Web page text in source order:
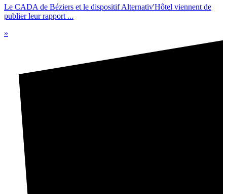
Le CADA de Béziers et le dispositif Alternativ'Hôtel viennent de
publier leur rapport ...
»